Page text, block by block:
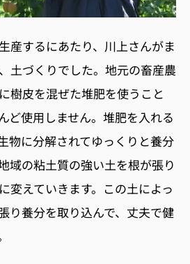
産するにあたり、川上さんがま
土づくりでした。地元の畜産農
樹皮を混ぜた堆肥を使うこと
ど使用しません。堆肥を入れる
物に分解されてゆっくりと養分
域の粘土質の強い土を根が張り
変えていきます。この土によっ
り養分を取り込んで、丈夫で健